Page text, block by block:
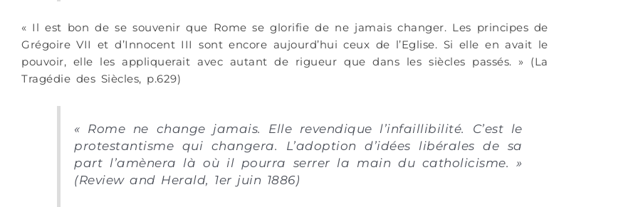
« Il est bon de se souvenir que Rome se glorifie de ne jamais changer. Les principes de
Grégoire VII et d’Innocent III sont encore aujourd’hui ceux de l’Eglise. Si elle en avait le
pouvoir, elle les appliquerait avec autant de rigueur que dans les siècles passés. » (La
Tragédie des Siècles, p.629)
« Rome ne change jamais. Elle revendique l’infaillibilité. C’est le
protestantisme qui changera. L’adoption d’idées libérales de sa
part l’amènera là où il pourra serrer la main du catholicisme. »
(Review and Herald, 1er juin 1886)